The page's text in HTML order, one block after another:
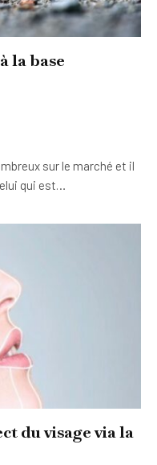
la base
sur le marché et il
qui est…
du visage via la